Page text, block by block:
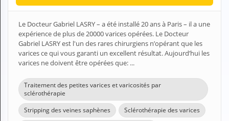
E
FR Français
Se connecter
Le Docteur Gabriel LASRY – a été installé 20 ans à Paris – il a une
expérience de plus de 20000 varices opérées. Le Docteur
Gabriel LASRY est l'un des rares chirurgiens n’opérant que les
varices ce qui vous garanti un excellent résultat. Aujourd’hui les
varices ne doivent être opérées que: ...
Traitement des petites varices et varicosités par
sclérothérapie
Stripping des veines saphènes
Sclérothérapie des varices